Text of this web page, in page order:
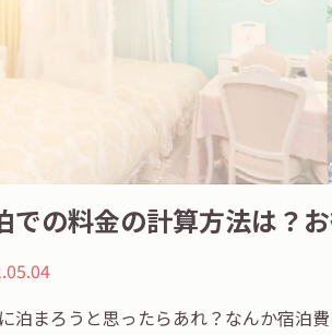
での料金の計算方法は？
泊まろうと思ったらあれ？なんか宿泊